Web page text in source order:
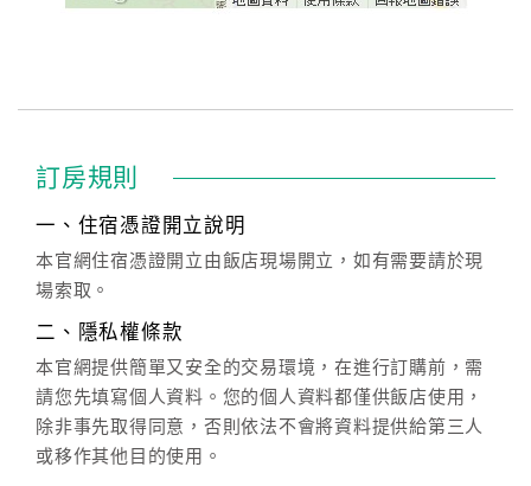
訂房規則
一、住宿憑證開立說明
本官網住宿憑證開立由飯店現場開立，如有需要請於現
場索取。
二、隱私權條款
本官網提供簡單又安全的交易環境，在進行訂購前，需
請您先填寫個人資料。您的個人資料都僅供飯店使用，
除非事先取得同意，否則依法不會將資料提供給第三人
或移作其他目的使用。